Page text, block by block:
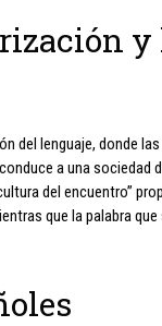
y
del lenguaje, donde las
a una sociedad
del encuentro”
que la palabra